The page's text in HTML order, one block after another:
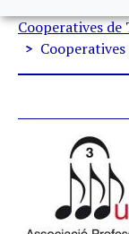
Fil
Cooperatives de
Cooperatives